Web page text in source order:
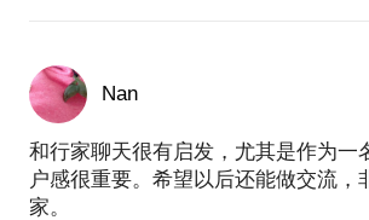
Nan
和行家聊天很有启发，尤其是作为一
户感很重要。希望以后还能做交流，
家。